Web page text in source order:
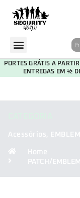
PORTES GRÁTIS A
ENTREGAS EM ½
Acessórios,
Home
PATCH/